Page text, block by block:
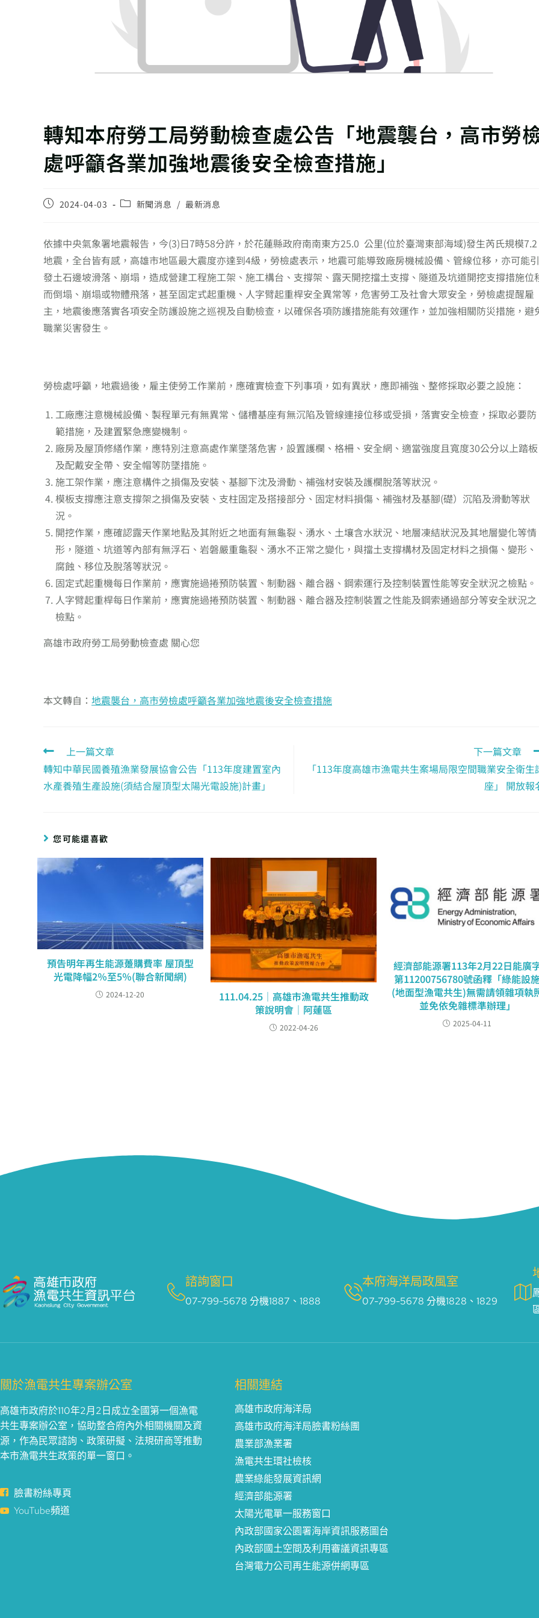
轉知本府勞工局勞動檢查處公告「地震襲台，高市勞
處呼籲各業加強地震後安全檢查措施」
2024-04-03 新聞消息 / 最新消息
依據中央氣象署地震報告，今(3)日7時58分許，於花蓮縣政府南南東方25.0 公里(位於臺灣東部海域)發生芮氏規模7.2
地震，全台皆有感，高雄市地區最大震度亦達到4級，勞檢處表示，地震可能導致廠房機械設備、管線位移，亦可能引
發土石邊坡滑落、崩塌，造成營建工程施工架、施工構台、支撐架、露天開挖擋土支撐、隧道及坑道開挖支撐措施位
而倒塌、崩塌或物體飛落，甚至固定式起重機、人字臂起重桿安全異常等，危害勞工及社會大眾安全，勞檢處提醒雇
主，地震後應落實各項安全防護設施之巡視及自動檢查，以確保各項防護措施能有效運作，並加強相關防災措施，避
職業災害發生。
勞檢處呼籲，地震過後，雇主使勞工作業前，應確實檢查下列事項，如有異狀，應即補強、整修採取必要之設施：
工廠應注意機械設備、製程單元有無異常、儲槽基座有無沉陷及管線連接位移或受損，落實安全檢查，採取必要防
範措施，及建置緊急應變機制。
廠房及屋頂修繕作業，應特別注意高處作業墜落危害，設置護欄、格柵、安全網、適當強度且寬度30公分以上踏板
及配戴安全帶、安全帽等防墜措施。
施工架作業，應注意構件之損傷及安裝、基腳下沈及滑動、補強材安裝及護欄脫落等狀況。
模板支撐應注意支撐架之損傷及安裝、支柱固定及搭接部分、固定材料損傷、補強材及基腳(礎）沉陷及滑動等狀
況。
開挖作業，應確認露天作業地點及其附近之地面有無龜裂、湧水、土壤含水狀況、地層凍結狀況及其地層變化等情
形，隧道、坑道等內部有無浮石、岩磐嚴重龜裂、湧水不正常之變化，與擋土支撐構材及固定材料之損傷、變形、
腐蝕、移位及脫落等狀況。
固定式起重機每日作業前，應實施過捲預防裝置、制動器、離合器、鋼索運行及控制裝置性能等安全狀況之檢點。
人字臂起重桿每日作業前，應實施過捲預防裝置、制動器、離合器及控制裝置之性能及鋼索通過部分等安全狀況之
檢點。
高雄市政府勞工局勞動檢查處 關心您
本文轉自： 地震襲台，高市勞檢處呼籲各業加強地震後安全檢查措施
上一篇文章
轉知中華民國養殖漁業發展協會公告「113年度建置室內
水產養殖生產設施(須結合屋頂型太陽光電設施)計畫」
下一篇文章
「113年度高雄市漁電共生案場局限空間職業安全衛生
座」 開放報
您可能還喜歡
預告明年再生能源躉購費率 屋頂型
光電降幅2％至5％(聯合新聞網)
2024-12-20
111.04.25｜高雄市漁電共生推動政
策說明會｜阿蓮區
2022-04-26
經濟部能源署113年2月22日能廣
第11200756780號函釋「綠能設
(地面型漁電共生)無需請領雜項執
並免依免雜標準辦理」
2025-04-11
諮詢窗口
07-799-5678 分機1887、1888
本府海洋局政風室
07-799-5678 分機1828、1829
關於漁電共生專案辦公室
高雄市政府於110年2月2日成立全國第一個漁電
共生專案辦公室，協助整合府內外相關機關及資
源，作為民眾諮詢、政策研擬、法規研商等推動
本市漁電共生政策的單一窗口。
臉書粉絲專頁
YouTube頻道
相關連結
高雄市政府海洋局
高雄市政府海洋局臉書粉絲團
農業部漁業署
漁電共生環社檢核
農業綠能發展資訊網
經濟部能源署
太陽光電單一服務窗口
內政部國家公園署海岸資訊服務圖台
內政部國土空間及利用審議資訊專區
台灣電力公司再生能源併網專區